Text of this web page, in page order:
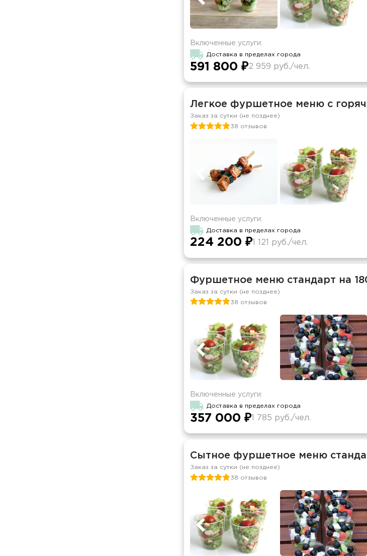
Включенные услуги:
Доставка в пределах города
591 800 ₽2 959 руб./чел.
Легкое фуршетное меню с
Заказ за сутки (не позднее)
38 отзывов
Включенные услуги:
Доставка в пределах города
224 200 ₽1 121 руб./чел.
Фуршетное меню стандарт на
Заказ за сутки (не позднее)
38 отзывов
Включенные услуги:
Доставка в пределах города
357 000 ₽ 1 785 руб./чел.
Сытное фуршетное меню
Заказ за сутки (не позднее)
38 отзывов